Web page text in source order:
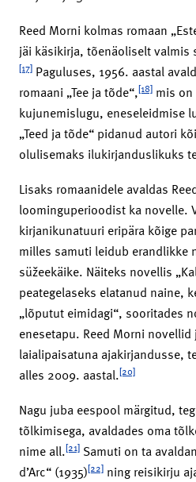
Reed Morni kolmas romaan
jäi käsikirja, tõenäoliselt valmis
[17] Paguluses, 1956. aastal
romaani „Tee ja tõde“,[18] mis
kujunemislugu, eneseleidmise
„Teed ja tõde“ pidanud autori
olulisemaks ilukirjanduslikuks
Lisaks romaanidele avaldas
loominguperioodist ka novelle.
kirjanikunatuuri eripära kõige
milles samuti leidub erandlikke
süžeekäike. Näiteks novellis
peategelaseks elatanud naine,
„lõputut eimidagi“, sooritades
enesetapu. Reed Morni
laialipaisatuna ajakirjandusse,
alles 2009. aastal.[20]
Nagu juba eespool märgitud,
tõlkimisega, avaldades oma
nime all.[21] Samuti on ta
d’Arc“ (1935)[22] ning reisikirju